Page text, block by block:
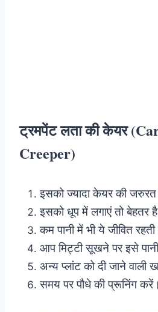
ट्रमपेंट लता की केयर
Creeper)
इसको ज्यादा केयर की जरुरत
इसको धूप में लगाएं तो बेहतर
कम पानी में भी ये जीवित
आप मिट्टी सूखने पर इसे
अन्य प्लांट को दी जाने वाली
समय पर पौधे की प्रूनिंग करें।